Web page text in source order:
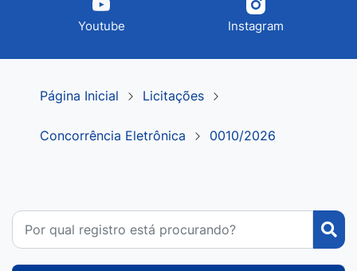
Youtube Instagram
Página Inicial Licitações
Concorrência Eletrônica 0010/2026